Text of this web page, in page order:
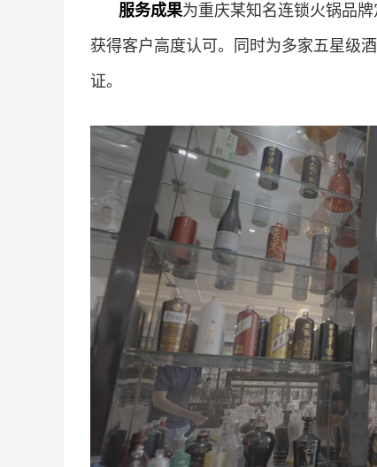
服务成果为重庆某知名连锁火锅品
获得客户高度认可。同时为多家五星级
证。